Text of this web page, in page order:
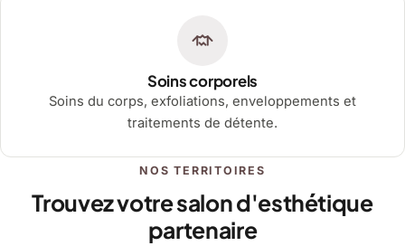
Soins corporels
Soins du corps, exfoliations, enveloppements et
traitements de détente.
NOS TERRITOIRES
Trouvez votre salon d'esthétique
partenaire